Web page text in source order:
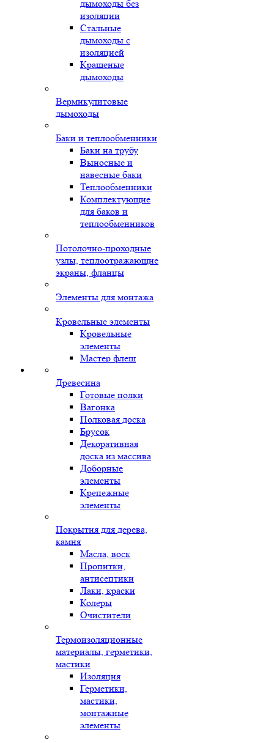
дымоходы без
изоляции
Стальные
дымоходы с
изоляцией
Крашеные
дымоходы
Вермикулитовые
дымоходы
Баки и теплообменники
Баки на трубу
Выносные и
навесные баки
Теплообменники
Комплектующие
для баков и
теплообменников
Потолочно-проходные
узлы, теплоотражающие
экраны, фланцы
Элементы для монтажа
Кровельные элементы
Кровельные
элементы
Мастер флеш
Древесина
Готовые полки
Вагонка
Полковая доска
Брусок
Декоративная
доска из массива
Доборные
элементы
Крепежные
элементы
Покрытия для дерева,
камня
Масла, воск
Пропитки,
антисептики
Лаки, краски
Колеры
Очистители
Термоизоляционные
материалы, герметики,
мастики
Изоляция
Герметики,
мастики,
монтажные
элементы